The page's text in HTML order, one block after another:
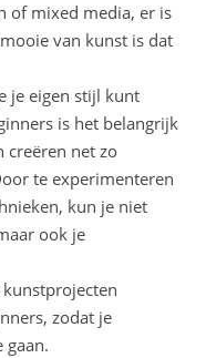
of mixed media, er is
van kunst is dat
je eigen stijl kunt
is het belangrijk
creëren net zo
te experimenteren
kun je niet
ook je
zodat je
gaan.